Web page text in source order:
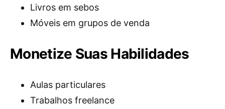
Livros em sebos
Móveis em grupos de venda
Monetize Suas Habilidades
Aulas particulares
Trabalhos freelance